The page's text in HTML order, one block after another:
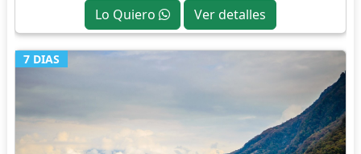
Lo Quiero Ver detalles
7 DIAS